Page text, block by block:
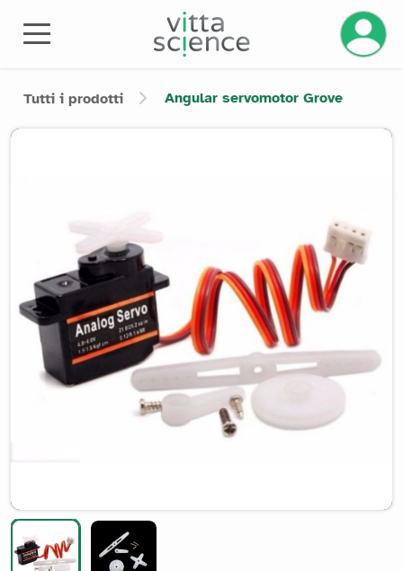
Tutti i prodotti Angular servomotor Grove
Product image slider